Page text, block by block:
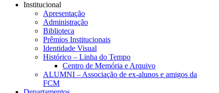
Institucional
Apresentação
Administração
Biblioteca
Prêmios Institucionais
Identidade Visual
Histórico – Linha do Tempo
Centro de Memória e Arquivo
ALUMNI – Associação de ex-alunos e amigos da
FCM